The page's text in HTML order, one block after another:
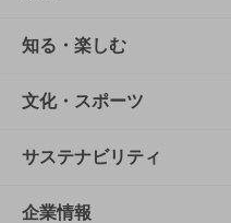
商品TOP
商品一覧
商品発売情報
栄養成分一覧
知る・楽しむ
知る・楽しむTOP
キャンペーン
工場見学
文化・スポーツ
文化・スポーツTOP
サントリーホール
サステナビリティ
サステナビリティTOP
企業情報